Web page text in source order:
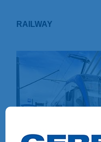
RAILWAY